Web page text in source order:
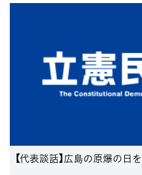
【代表談話】広島の原爆の日